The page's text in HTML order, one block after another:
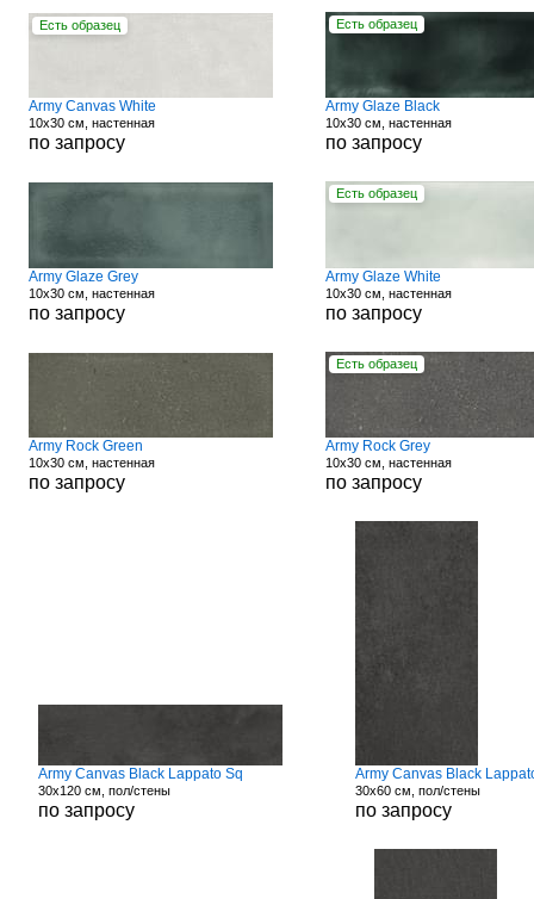
Есть образец
Army Canvas White
10x30 см, настенная
по запросу
Есть образец
Army Glaze Black
10x30 см, настенная
по запросу
Army Glaze Grey
10x30 см, настенная
по запросу
Есть образец
Army Glaze White
10x30 см, настенная
по запросу
Army Rock Green
10x30 см, настенная
по запросу
Есть образец
Army Rock Grey
10x30 см, настенная
по запросу
Army Canvas Black Lappato Sq
30x120 см, пол/стены
по запросу
Army Canvas Black
30x60 см, пол/стены
по запросу